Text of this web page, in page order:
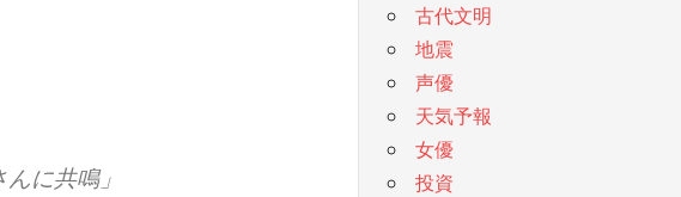
に共鳴」
古代文明
地震
声優
天気予報
女優
投資